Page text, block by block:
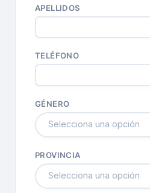
APELLIDOS
TELÉFONO
GÉNERO
Selecciona una opción
PROVINCIA
Selecciona una opción